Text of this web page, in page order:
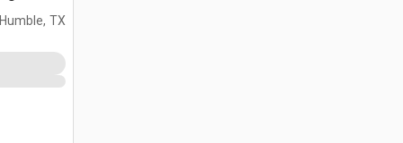
التخزين (Unused)
TX